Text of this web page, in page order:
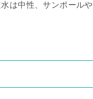
は中性、サンポールや